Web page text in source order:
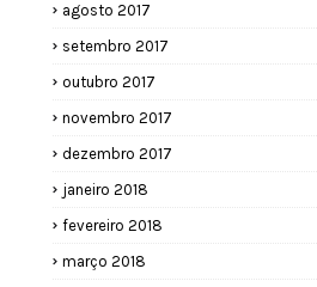
agosto 2017
setembro 2017
outubro 2017
novembro 2017
dezembro 2017
janeiro 2018
fevereiro 2018
março 2018